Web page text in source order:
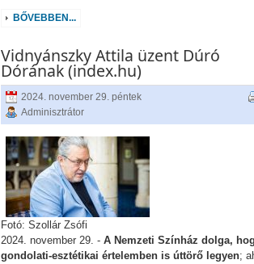
BŐVEBBEN...
Vidnyánszky Attila üzent Dúró
Dórának (index.hu)
2024. november 29. péntek
Adminisztrátor
Fotó: Szollár Zsófi
2024. november 29. - A Nemzeti Színház dolga,
gondolati-esztétikai értelemben is úttörő legyen;